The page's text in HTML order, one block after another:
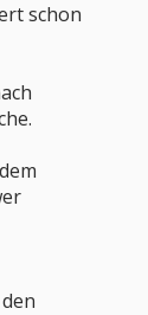
schon